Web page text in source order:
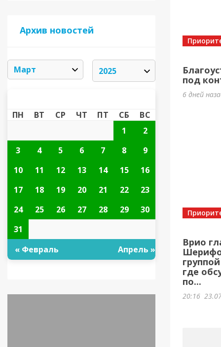
Архив новостей
ПН ВТ СР ЧТ ПТ СБ
ВС
1
2
3
4 5 6 7 8
9
10
11 12 13 14 15
16
17
18 19 20 21 22
23
24
25 26 27 28 29
30
31
« Февраль
Апрель »
под
6 дней
Врио
где
по...
20:16